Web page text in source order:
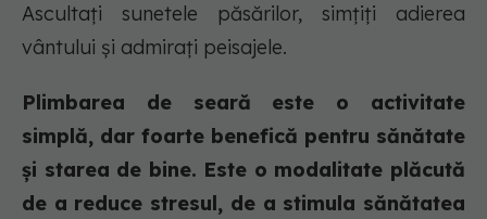
Ascultați sunetele păsărilor, simțiți adierea
vântului și admirați peisajele.
Plimbarea de seară este o activitate
simplă, dar foarte benefică pentru sănătate
și starea de bine. Este o modalitate plăcută
de a reduce stresul, de a stimula sănătatea